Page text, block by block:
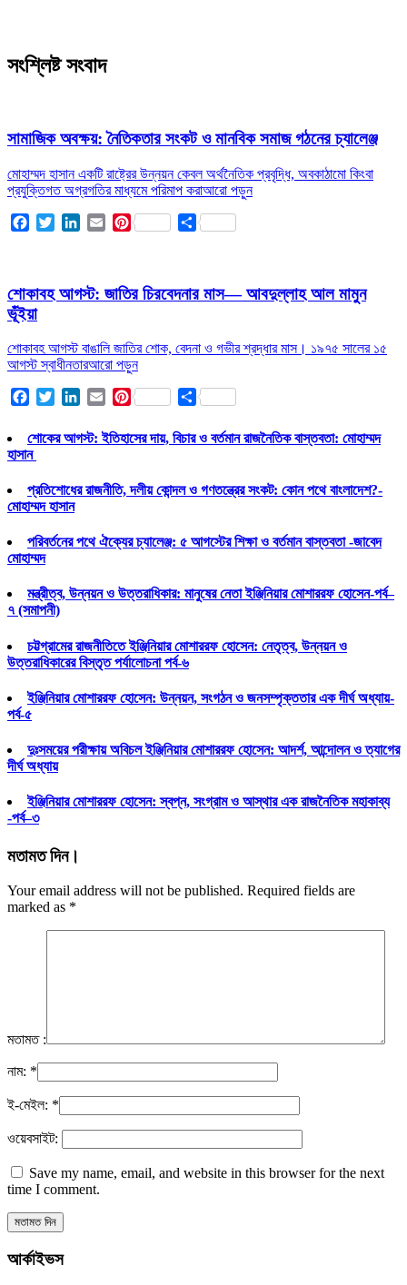
সংশ্লিষ্ট সংবাদ
সামাজিক অবক্ষয়: নৈতিকতার সংকট ও মানবিক সমাজ গঠনের চ্যালেঞ্জ
মোহাম্মদ হাসান একটি রাষ্ট্রের উন্নয়ন কেবল অর্থনৈতিক প্রবৃদ্ধি, অবকাঠামো কিংবা
প্রযুক্তিগত অগ্রগতির মাধ্যমে পরিমাপ করাআরো পড়ুন
FacebookTwitterLinkedIn
EmailPinterest Share
শোকাবহ আগস্ট: জাতির চিরবেদনার মাস— আবদুল্লাহ আল মামুন
ভূঁইয়া
শোকাবহ আগস্ট বাঙালি জাতির শোক, বেদনা ও গভীর শ্রদ্ধার মাস। ১৯৭৫ সালের ১৫
আগস্ট স্বাধীনতারআরো পড়ুন
FacebookTwitterLinkedIn
EmailPinterest Share
শোকের আগস্ট: ইতিহাসের দায়, বিচার ও বর্তমান রাজনৈতিক বাস্তবতা: মোহাম্মদ
হাসান
প্রতিশোধের রাজনীতি, দলীয় কোন্দল ও গণতন্ত্রের সংকট: কোন পথে বাংলাদেশ?-
মোহাম্মদ হাসান
পরিবর্তনের পথে ঐক্যের চ্যালেঞ্জ: ৫ আগস্টের শিক্ষা ও বর্তমান বাস্তবতা -জাবেদ
মোহাম্মদ
মন্ত্রীত্ব, উন্নয়ন ও উত্তরাধিকার: মানুষের নেতা ইঞ্জিনিয়ার মোশাররফ হোসেন-পর্ব–
৭ (সমাপনী)
চট্টগ্রামের রাজনীতিতে ইঞ্জিনিয়ার মোশাররফ হোসেন: নেতৃত্ব, উন্নয়ন ও
উত্তরাধিকারের বিস্তৃত পর্যালোচনা পর্ব-৬
ইঞ্জিনিয়ার মোশাররফ হোসেন: উন্নয়ন, সংগঠন ও জনসম্পৃক্ততার এক দীর্ঘ অধ্যায়-
পর্ব-৫
দুঃসময়ের পরীক্ষায় অবিচল ইঞ্জিনিয়ার মোশাররফ হোসেন: আদর্শ, আন্দোলন ও ত্যাগের
দীর্ঘ অধ্যায়
ইঞ্জিনিয়ার মোশাররফ হোসেন: স্বপ্ন, সংগ্রাম ও আস্থার এক রাজনৈতিক মহাকাব্য
-পর্ব–৩
মতামত দিন।
Your email address will not be published. Required fields are
marked as *
মতামত :
নাম: *
ই-মেইল: *
ওয়েবসাইট:
Save my name, email, and website in this browser for the next
time I comment.
আর্কাইভস